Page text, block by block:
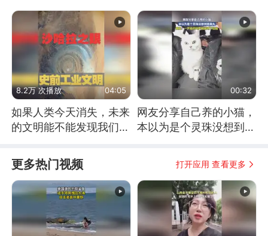
要么俄毁灭
果怎么样了？
8.2万 次播放 04:05
如果人类今天消失，未来
的文明能不能发现我们存
00:32
网友分享自己养的小猫，
本以为是个灵珠没想到是
更多热门视频 打开应用 查看更多